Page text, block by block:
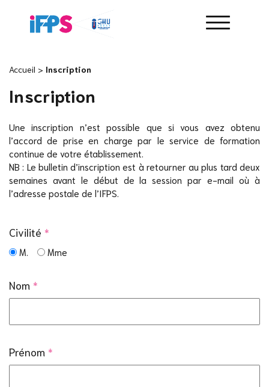
Accueil > Inscription
Inscription
Une inscription n’est possible que si vous avez obtenu
l’accord de prise en charge par le service de formation
continue de votre établissement.
NB : Le bulletin d’inscription est à retourner au plus tard deux
semaines avant le début de la session par e-mail où à
l’adresse postale de l’IFPS.
Civilité *
M. Mme
Nom *
Prénom *